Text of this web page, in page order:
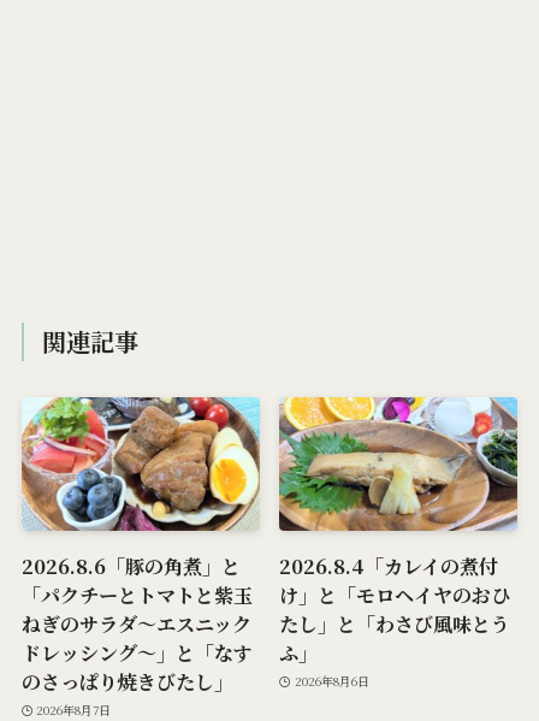
関連記事
2026.8.6「豚の角煮」と
「パクチーとトマトと紫玉
ねぎのサラダ～エスニック
ドレッシング～」と「なす
のさっぱり焼きびたし」
2026年8月7日
2026.8.4「カレイの煮付
け」と「モロヘイヤのおひ
たし」と「わさび風味とう
ふ」
2026年8月6日